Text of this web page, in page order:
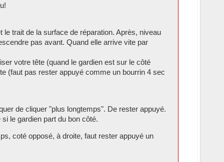
trait de la surface de réparation. Après, niveau
pas avant. Quand elle arrive vite par
votre tête (quand le gardien est sur le côté
(faut pas rester appuyé comme un bourrin 4 sec
de cliquer "plus longtemps". De rester appuyé.
le gardien part du bon côté.
coté opposé, à droite, faut rester appuyé un